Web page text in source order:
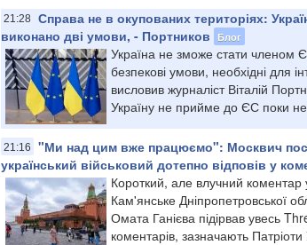
21:28 Справа не в окупованих територіях:
виконано дві умови, - Портников
Блог
Україна не зможе стати членом
безпекові умови, необхідні для
висловив журналіст Віталій
Україну не прийме до ЄС поки
21:16
"Ми над цим вже працюємо": Москвич
український військовий дотепно відповів у
Короткий, але влучний коментар
Кам'янське Дніпропетровської
Омата Ганієва підірвав увесь
коментарів, зазначають Патріоти